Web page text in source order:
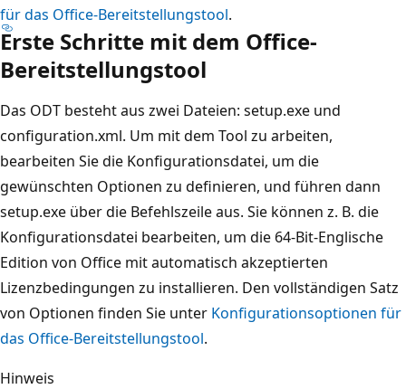
für das Office-Bereitstellungstool.
Erste Schritte mit dem Office-
Bereitstellungstool
Das ODT besteht aus zwei Dateien: setup.exe und
configuration.xml. Um mit dem Tool zu arbeiten,
bearbeiten Sie die Konfigurationsdatei, um die
gewünschten Optionen zu definieren, und führen dann
setup.exe über die Befehlszeile aus. Sie können z. B. die
Konfigurationsdatei bearbeiten, um die 64-Bit-Englische
Edition von Office mit automatisch akzeptierten
Lizenzbedingungen zu installieren. Den vollständigen Satz
von Optionen finden Sie unter Konfigurationsoptionen für
das Office-Bereitstellungstool.
Hinweis